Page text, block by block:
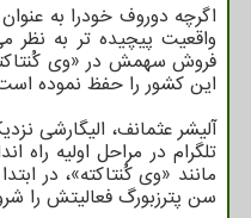
اگرچه دوروف خودرا به
واقعیت پیچیده تر به
فروش سهمش در «وی
این کشور را حفظ نموده
آلیشر عثمانف، الیگارشی
تلگرام در مراحل اولیه راه
مانند «وی کُنتاکته»، در
سن پترزبورگ فعالیتش را